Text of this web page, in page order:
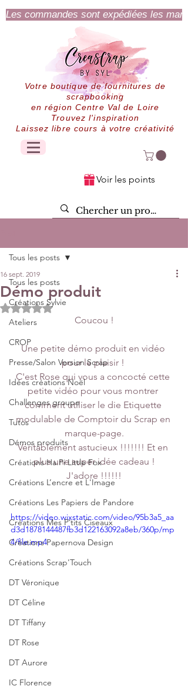
Les commandes sont expédiées les
Votre boutique de fournitures de
scrapbooking
en région Centre Val de Loire
Trouvez l'inspiration
Laissez libre cours à votre créativité
Voir les points
Tous les posts
Créations Sylvie
Ateliers
CROP
Presse/Salon Version Scrap
Idées créations Noël
Challenges groupe
Tutos
Démos produits
Créations Ha.Pi Little Fox
Créations L’encre et L'Image
Créations Les Papiers de Pandore
Créations Mes P’tits Ciseaux
Créations Papernova Design
Créations Scrap'Touch
DT Véronique
DT Céline
DT Tiffany
DT Rose
DT Aurore
IC Florence
Tous les posts
Démo produit
16 sept. 2019
Noté NaN étoiles sur 5.
Coucou !
Une petite démo produit en vidéo
pour le plaisir !
C'est Rose qui vous a concocté cette
petite vidéo pour vous montrer
comment utiliser le die Etiquette
modulable de Comptoir du Scrap en
marque-page.
Véritablement astucieux !!!!!!! Et en
plus une super idée cadeau !
J'adore !!!!!!
https://video.wixstatic.com/video/95b3a5_aa
d3d1878144487fb3d122163092a8eb/360p/mp
4/file.mp4